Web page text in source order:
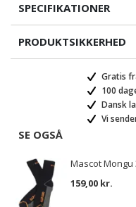
SPECIFIKATIONER
PRODUKTSIKKERHED
Gratis
100
Dansk
Vi
SE OGSÅ
Mascot
159,00 kr.